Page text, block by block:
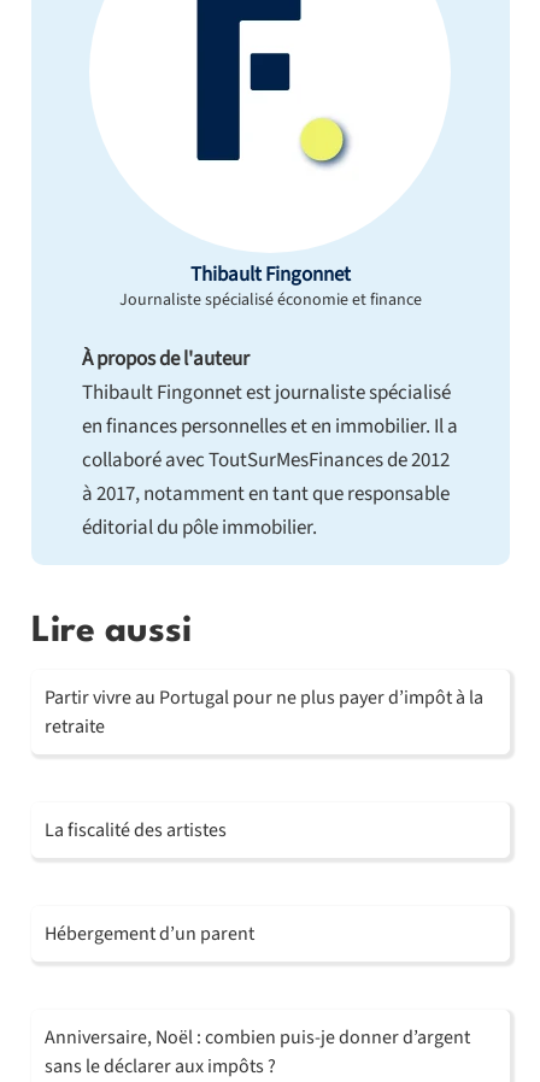
Thibault Fingonnet
Journaliste spécialisé économie et finance
À propos de l'auteur
Thibault Fingonnet est journaliste spécialisé
en finances personnelles et en immobilier. Il a
collaboré avec ToutSurMesFinances de 2012
à 2017, notamment en tant que responsable
éditorial du pôle immobilier.
Lire aussi
Partir vivre au Portugal pour ne plus payer d’impôt à la
retraite
La fiscalité des artistes
Hébergement d’un parent
Anniversaire, Noël : combien puis-je donner d’argent
sans le déclarer aux impôts ?